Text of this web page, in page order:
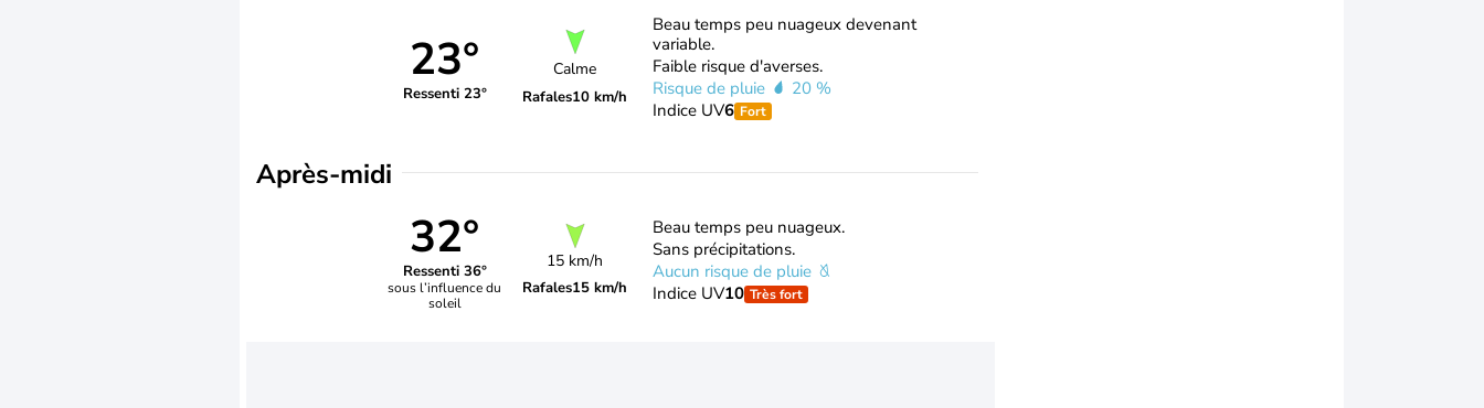
23°
Ressenti 23°
Calme
Rafales10 km/h
Beau temps peu nuageux devenant
variable.
Faible risque d'averses.
Risque de pluie
20 %
Indice UV6 Fort
Après-midi
32°
Ressenti 36°
sous l’influence du
soleil
15 km/h
Rafales15 km/h
Beau temps peu nuageux.
Sans précipitations.
Aucun risque de pluie
Indice UV10 Très fort